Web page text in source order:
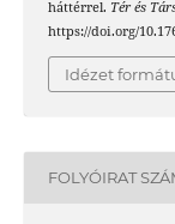
háttérrel. Tér és
https://doi.org/
Idézet
FOLYÓIRAT